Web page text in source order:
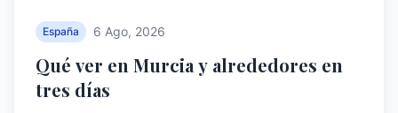
España 6 Ago, 2026
Qué ver en Murcia y alrededores en
tres días